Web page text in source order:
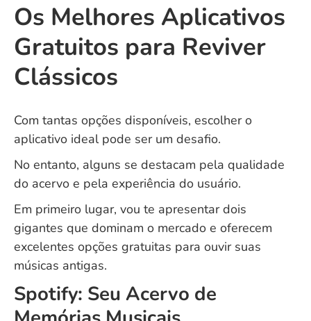
Os Melhores Aplicativos
Gratuitos para Reviver
Clássicos
Com tantas opções disponíveis, escolher o
aplicativo ideal pode ser um desafio.
No entanto, alguns se destacam pela qualidade
do acervo e pela experiência do usuário.
Em primeiro lugar, vou te apresentar dois
gigantes que dominam o mercado e oferecem
excelentes opções gratuitas para ouvir suas
músicas antigas.
Spotify: Seu Acervo de